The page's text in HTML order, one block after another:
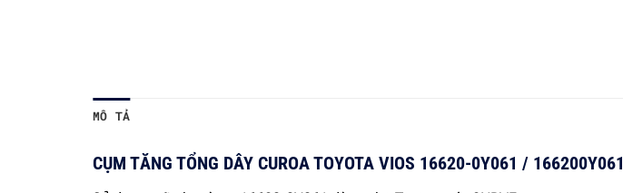
MÔ TẢ
CỤM TĂNG TỔNG DÂY CUROA TOYOTA VIOS 16620-0Y061 / 166200Y061